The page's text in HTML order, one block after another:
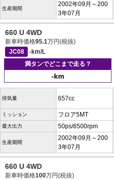
生産期間
2002年09月～200
3年07月
660 U 4WD
新車時価格95.1万円(税抜)
JC08
-km/L
満タンでどこまで走る？
-km
排気量 657cc
ミッション フロア5MT
最大出力 50ps/6500rpm
生産期間
2002年09月～200
3年07月
660 U 4WD
新車時価格100万円(税抜)